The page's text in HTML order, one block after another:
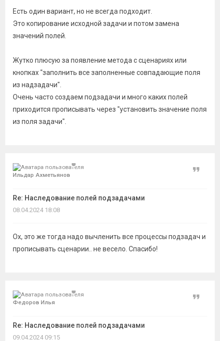
Есть один вариант, но не всегда подходит.
Это копирование исходной задачи и потом замена
значений полей.
Жутко плюсую за появление метода с сценариях или
кнопках "заполнить все заполненные совпадающие поля
из надзадачи".
Очень часто создаем подзадачи и много каких полей
приходится прописывать через "установить значение поля
из поля задачи".
Ильдар Ахметьянов
Re: Наследование полей подзадачами
Цитата
08.04.2024 18:08
Ох, это же тогда надо вычленить все процессы подзадач и
прописывать сценарии.. не весело. Спасибо!
Федоров Илья
Re: Наследование полей подзадачами
Цитата
09.04.2024 09:15